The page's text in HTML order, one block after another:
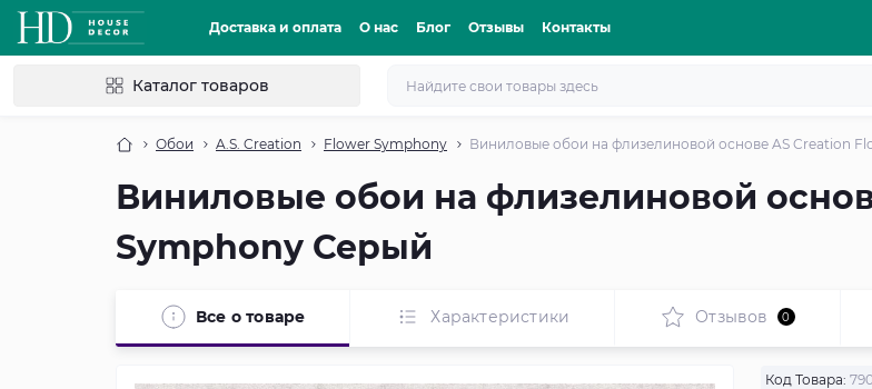
Доставка и оплата О нас Блог Отзывы Контакты
Каталог товаров
Обои A.S. Creation Flower Symphony Виниловые обои на флизелиновой основе AS Creation
Виниловые обои на флизелиновой
Symphony Серый
Все о товаре Характеристики Отзывов 0
Код Товара: